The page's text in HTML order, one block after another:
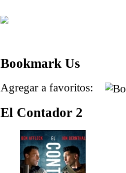
Bookmark Us
Agregar a favoritos:
El Contador 2